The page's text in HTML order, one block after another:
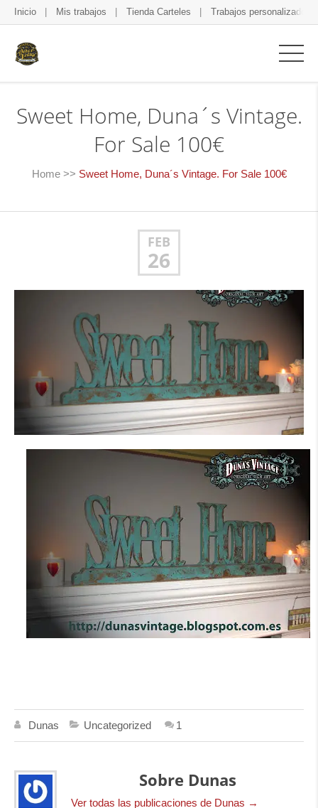
Inicio Mis trabajos Tienda Carteles Trabajos personalizados
Sweet Home, Duna´s Vintage.
For Sale 100€
Home >> Sweet Home, Duna´s Vintage. For Sale 100€
FEB
26
Dunas Uncategorized 1
Sobre Dunas
Ver todas las publicaciones de Dunas →